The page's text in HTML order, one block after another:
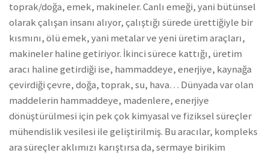
toprak/doğa, emek, makineler. Canlı emeği, yani bütünsel
olarak çalışan insanı alıyor, çalıştığı sürede ürettiğiyle bir
kısmını, ölü emek, yani metalar ve yeni üretim araçları,
makineler haline getiriyor. İkinci sürece kattığı, üretim
aracı haline getirdiği ise, hammaddeye, enerjiye, kaynağa
çevirdiği çevre, doğa, toprak, su, hava… Dünyada var olan
maddelerin hammaddeye, madenlere, enerjiye
dönüştürülmesi için pek çok kimyasal ve fiziksel süreçler
mühendislik vesilesi ile geliştirilmiş. Bu aracılar, kompleks
ara süreçler aklımızı karıştırsa da, sermaye birikim